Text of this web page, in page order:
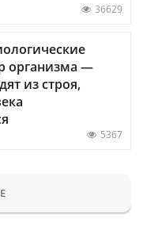
36629
организма —
из строя,
5367